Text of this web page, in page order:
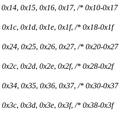
0x14, 0x15, 0x16, 0x17, /* 0x10-0x17
0x1c, 0x1d, 0x1e, 0x1f, /* 0x18-0x1f
0x24, 0x25, 0x26, 0x27, /* 0x20-0x27
0x2c, 0x2d, 0x2e, 0x2f, /* 0x28-0x2f
0x34, 0x35, 0x36, 0x37, /* 0x30-0x37
0x3c, 0x3d, 0x3e, 0x3f, /* 0x38-0x3f